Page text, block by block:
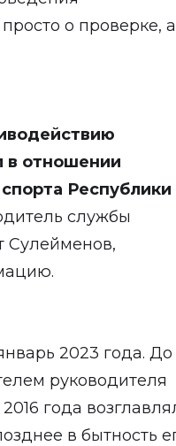
о проверке,
в отношении
Республики
службы
Сулейменов,
2023 года. До
руководителя
года
в бытность